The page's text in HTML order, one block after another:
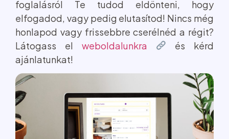
foglalásról Te tudod eldönteni, hogy
elfogadod, vagy pedig elutasítod! Nincs még
honlapod vagy frissebbre cserélnéd a régit?
Látogass el weboldalunkra
és kérd
ajánlatunkat!